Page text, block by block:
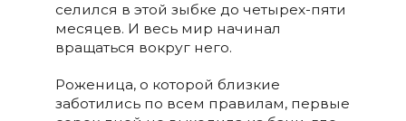
селился в этой зыбке до четырех-пяти
месяцев. И весь мир начинал
вращаться вокруг него.
Роженица, о которой близкие
заботились по всем правилам, первые